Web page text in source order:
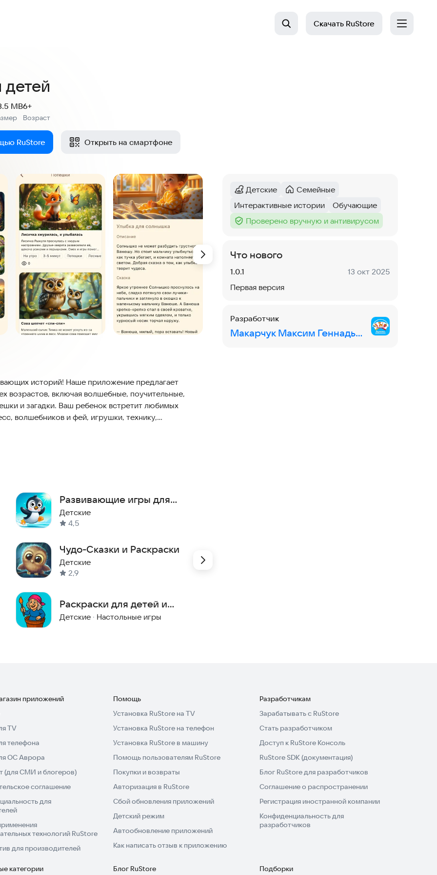
Скачать RuStore
детей
MB
Возраст
6+
RuStore Открыть на смартфоне
историй! Наше приложение предлагает
возрастов, включая волшебные, поучительные,
и загадки. Ваш ребенок встретит любимых
волшебников и фей, игрушки, технику,
раскрывает важные темы: дружбу, добро и
эмоции, волшебство и путешествия. Мы
Развивающие игры для
детей 2+
Детские
4,5
Чудо-Сказки и Раскраски
Детские
2,9
Раскраски для детей и
малышей: сказки
Детские · Настольные игры
Категория:
Детские
Категория:
Семейные
Тег :
Интерактивные истории
Тег:
Обучающие
Тег :
Проверено вручную и антивирусом
Что нового
Версия:
1.0.1 Дата:
13 окт 2025
Первая версия
Разработчик
Макарчук Максим Геннадьевич
приложений
TV
телефона
ОС Аврора
(для СМИ и блогеров)
соглашение
для
технологий RuStore
для производителей
Помощь
Установка RuStore на TV
Установка RuStore на телефон
Установка RuStore в машину
Помощь пользователям RuStore
Покупки и возвраты
Авторизация в RuStore
Сбой обновления приложений
Детский режим
Автообновление приложений
Как написать отзыв к приложению
Разработчикам
Зарабатывать с RuStore
Стать разработчиком
Доступ к RuStore Консоль
RuStore SDK (документация)
Блог RuStore для разработчиков
Соглашение о распространении
Регистрация иностранной компании
Конфиденциальность для
разработчиков
категории Блог RuStore Подборки